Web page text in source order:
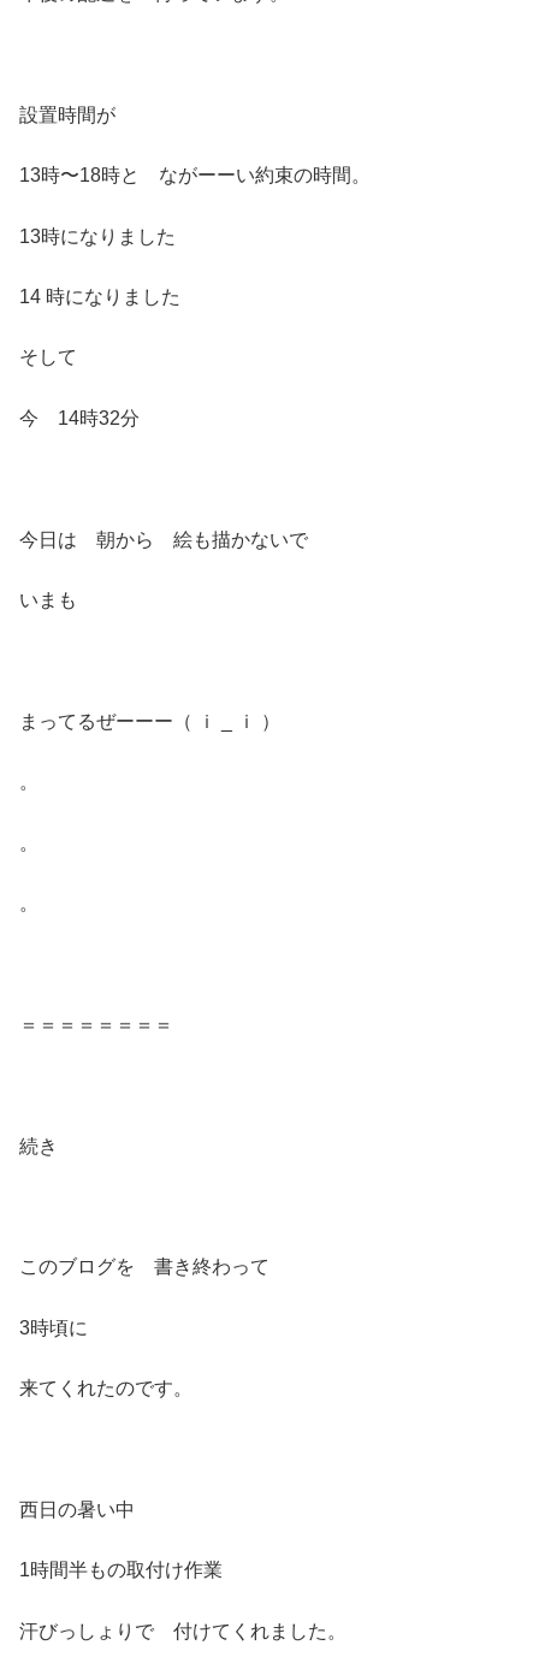
設置時間が
13時〜18時と ながーーい約束の時間。
13時になりました
14 時になりました
そして
今 14時32分
今日は 朝から 絵も描かないで
いまも
まってるぜーーー（ ｉ _ ｉ ）
。
。
。
＝＝＝＝＝＝＝＝
続き
このブログを 書き終わって
3時頃に
来てくれたのです。
西日の暑い中
1時間半もの取付け作業
汗びっしょりで 付けてくれました。